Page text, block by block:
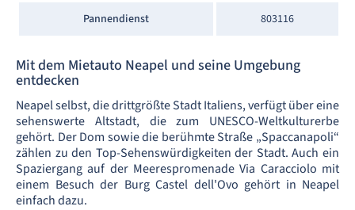
Pannendienst 803116
Mit dem Mietauto Neapel und seine Umgebung
entdecken
Neapel selbst, die drittgrößte Stadt Italiens, verfügt über eine
sehenswerte Altstadt, die zum UNESCO-Weltkulturerbe
gehört. Der Dom sowie die berühmte Straße „Spaccanapoli“
zählen zu den Top-Sehenswürdigkeiten der Stadt. Auch ein
Spaziergang auf der Meerespromenade Via Caracciolo mit
einem Besuch der Burg Castel dell'Ovo gehört in Neapel
einfach dazu.